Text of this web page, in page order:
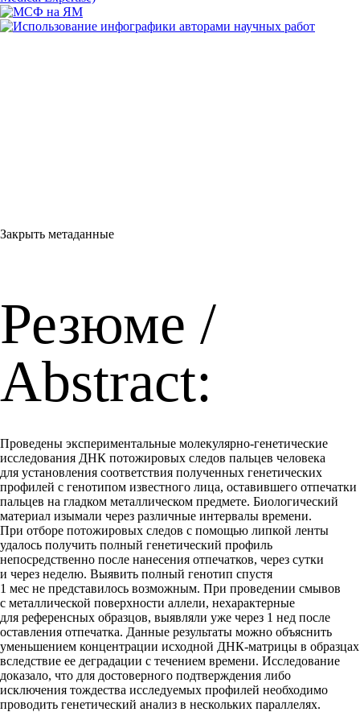
Закрыть метаданные
Резюме /
Abstract:
Проведены экспериментальные молекулярно-генетические
исследования ДНК потожировых следов пальцев человека
для установления соответствия полученных генетических
профилей с генотипом известного лица, оставившего отпечатки
пальцев на гладком металлическом предмете. Биологический
материал изымали через различные интервалы времени.
При отборе потожировых следов с помощью липкой ленты
удалось получить полный генетический профиль
непосредственно после нанесения отпечатков, через сутки
и через неделю. Выявить полный генотип спустя
1 мес не представилось возможным. При проведении смывов
с металлической поверхности аллели, нехарактерные
для референсных образцов, выявляли уже через 1 нед после
оставления отпечатка. Данные результаты можно объяснить
уменьшением концентрации исходной ДНК-матрицы в образцах
вследствие ее деградации с течением времени. Исследование
доказало, что для достоверного подтверждения либо
исключения тождества исследуемых профилей необходимо
проводить генетический анализ в нескольких параллелях.